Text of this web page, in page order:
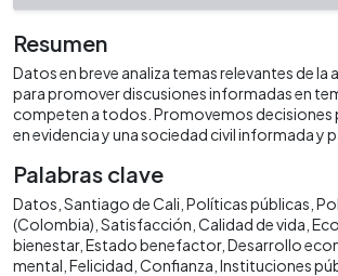
Resumen
Datos en breve analiza temas relevantes de la
para promover discusiones informadas en
competen a todos. Promovemos decisiones
en evidencia y una sociedad civil informada y
Palabras clave
Datos Santiago de Cali Políticas públicas
(Colombia) Satisfacción Calidad de vida
bienestar Estado benefactor Desarrollo
mental Felicidad Confianza Instituciones